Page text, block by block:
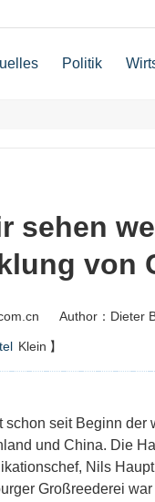
Politik
sehen
von
Author：Dieter
Klein 】
seit Beginn
und China. Die
Nils
Großreederei